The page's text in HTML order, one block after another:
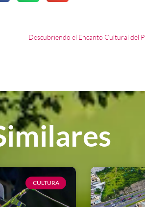
Descubriendo el Encanto Cultural del
CULTURA